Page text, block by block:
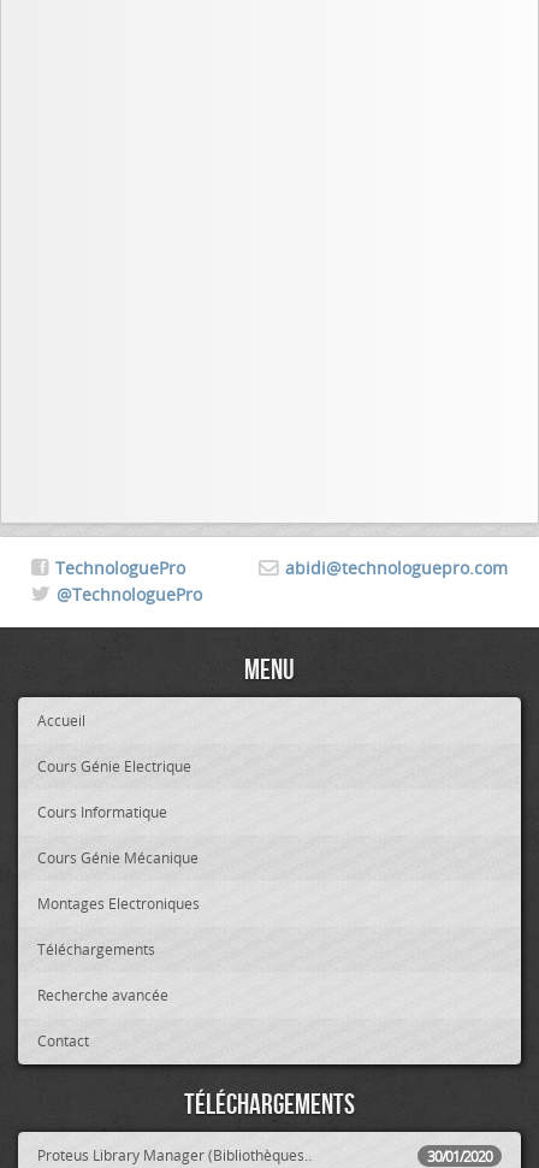
abidi@technologuepro.com
TechnologuePro
@TechnologuePro
Menu
Accueil
Cours Génie Electrique
Cours Informatique
Cours Génie Mécanique
Montages Electroniques
Téléchargements
Recherche avancée
Contact
Téléchargements
30/01/2020
Proteus Library Manager (Bibliothèques..